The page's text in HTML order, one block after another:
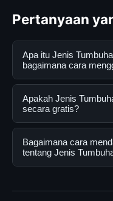
Pertanyaan
Apa itu Jenis
bagaimana cara
Jenis Tumbuhan
digital yang
mendapatkan
dapat
resmi dan mengikuti
Apakah Jenis
secara gratis?
Ya, Jenis Tumbuhan
secara gratis oleh
tersembunyi atau
Bagaimana cara
tentang Jenis